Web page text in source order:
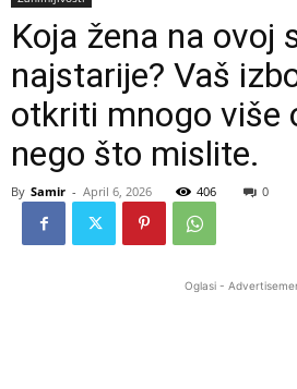
Koja žena na ovoj
najstarije? Vaš
otkriti mnogo više
nego što mislite.
By Samir - April 6, 2026 406 0
Oglasi -